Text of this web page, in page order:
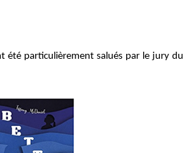
été particulièrement salués par le jury du